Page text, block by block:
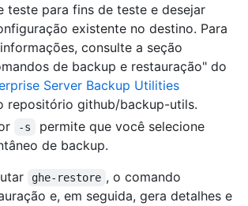
teste para fins de teste e desejar
existente no destino. Para
consulte a seção
de backup e restauração" do
Server Backup Utilities
repositório github/backup-utils.
-s
permite que você selecione
de backup.
ghe-restore , o comando
e, em seguida, gera detalhes e